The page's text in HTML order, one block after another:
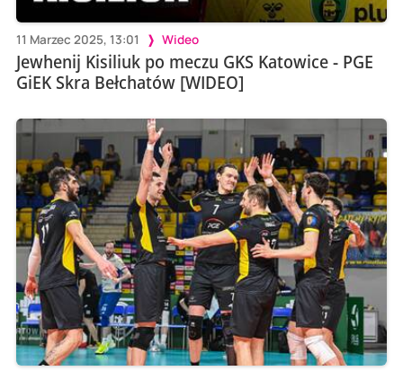
11 Marzec 2025, 13:01 Wideo
Jewhenij Kisiliuk po meczu GKS Katowice - PGE
GiEK Skra Bełchatów [WIDEO]